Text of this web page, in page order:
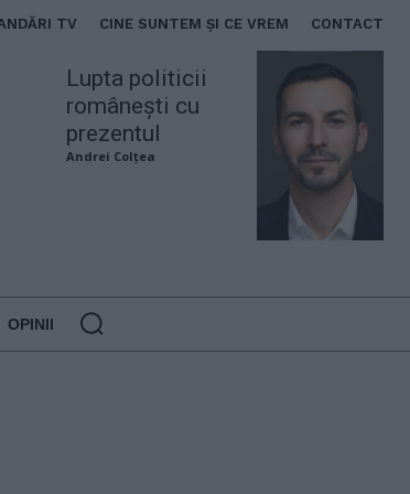
TV CINE SUNTEM ȘI CE VREM CONTACT
Lupta politicii
românești cu
prezentul
Andrei Colțea
OPINII